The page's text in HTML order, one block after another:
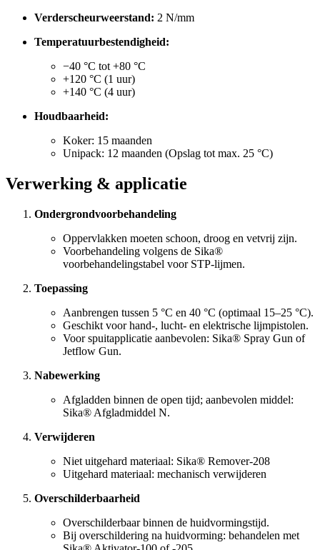
Verderscheurweerstand: 2 N/mm
Temperatuurbestendigheid:
−40 °C tot +80 °C
+120 °C (1 uur)
+140 °C (4 uur)
Houdbaarheid:
Koker: 15 maanden
Unipack: 12 maanden (Opslag tot max. 25 °C)
Verwerking & applicatie
Ondergrondvoorbehandeling
Oppervlakken moeten schoon, droog en vetvrij zijn.
Voorbehandeling volgens de Sika®
voorbehandelingstabel voor STP-lijmen.
Toepassing
Aanbrengen tussen 5 °C en 40 °C (optimaal 15–25 °C).
Geschikt voor hand-, lucht- en elektrische lijmpistolen.
Voor spuitapplicatie aanbevolen: Sika® Spray Gun of
Jetflow Gun.
Nabewerking
Afgladden binnen de open tijd; aanbevolen middel:
Sika® Afgladmiddel N.
Verwijderen
Niet uitgehard materiaal: Sika® Remover-208
Uitgehard materiaal: mechanisch verwijderen
Overschilderbaarheid
Overschilderbaar binnen de huidvormingstijd.
Bij overschildering na huidvorming: behandelen met